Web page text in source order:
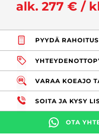
alk. 277 € /
PYYDÄ
VARAA KOEAJO
SOITA JA KYSY
OTA